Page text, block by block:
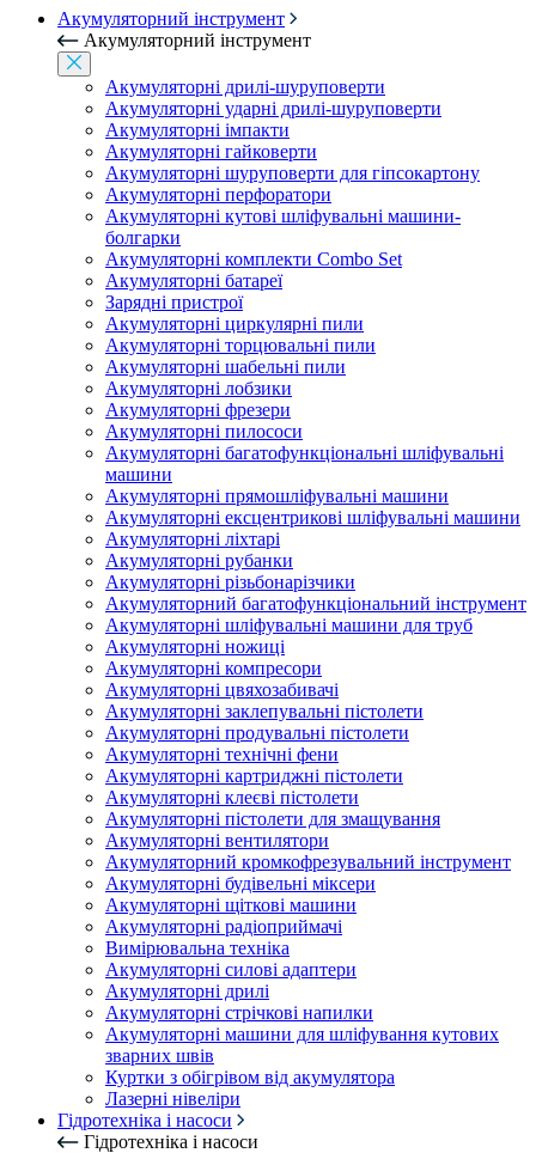
Акумуляторний інструмент
Акумуляторний інструмент
Акумуляторні дрилі-шуруповерти
Акумуляторні ударні дрилі-шуруповерти
Акумуляторні імпакти
Акумуляторні гайковерти
Акумуляторні шуруповерти для гіпсокартону
Акумуляторні перфоратори
Акумуляторні кутові шліфувальні машини-
болгарки
Акумуляторні комплекти Combo Set
Акумуляторні батареї
Зарядні пристрої
Акумуляторні циркулярні пили
Акумуляторні торцювальні пили
Акумуляторні шабельні пили
Акумуляторні лобзики
Акумуляторні фрезери
Акумуляторні пилососи
Акумуляторні багатофункціональні шліфувальні
машини
Акумуляторні прямошліфувальні машини
Акумуляторні ексцентрикові шліфувальні машини
Акумуляторні ліхтарі
Акумуляторні рубанки
Акумуляторні різьбонарізчики
Акумуляторний багатофункціональний інструмент
Акумуляторні шліфувальні машини для труб
Акумуляторні ножиці
Акумуляторні компресори
Акумуляторні цвяхозабивачі
Акумуляторні заклепувальні пістолети
Акумуляторні продувальні пістолети
Акумуляторні технічні фени
Акумуляторні картриджні пістолети
Акумуляторні клеєві пістолети
Акумуляторні пістолети для змащування
Акумуляторні вентилятори
Акумуляторний кромкофрезувальний інструмент
Акумуляторні будівельні міксери
Акумуляторні щіткові машини
Акумуляторні радіоприймачі
Вимірювальна техніка
Акумуляторні силові адаптери
Акумуляторні дрилі
Акумуляторні стрічкові напилки
Акумуляторні машини для шліфування кутових
зварних швів
Куртки з обігрівом від акумулятора
Лазерні нівеліри
Гідротехніка і насоси
Гідротехніка і насоси